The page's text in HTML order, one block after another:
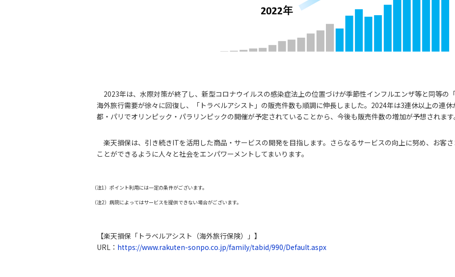
2023年は、水際対策が終了し、新型コロナウイルスの感染症法上の位置づけが季節性インフルエンザ等と同等の
海外旅行需要が徐々に回復し、「トラベルアシスト」の販売件数も順調に伸長しました。2024年は3連休以上の連
都・パリでオリンピック・パラリンピックの開催が予定されていることから、今後も販売件数の増加が予想されます
楽天損保は、引き続きITを活用した商品・サービスの開発を目指します。さらなるサービスの向上に努め、お客
ことができるように人々と社会をエンパワーメントしてまいります。
（注1）ポイント利用には一定の条件がございます。
（注2）病院によってはサービスを提供できない場合がございます。
【楽天損保「トラベルアシスト（海外旅行保険）」】
URL： https://www.rakuten-sonpo.co.jp/family/tabid/990/Default.aspx